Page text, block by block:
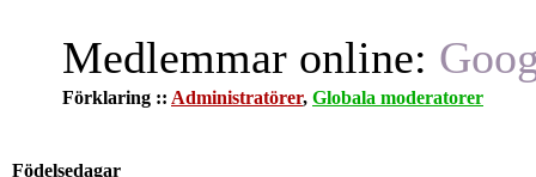
Medlemmar online:
Förklaring :: Administratörer, Globala moderatorer
Födelsedagar